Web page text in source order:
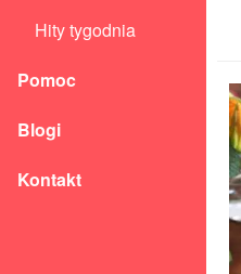
Hity tygodnia
Pomoc
Blogi
Kontakt